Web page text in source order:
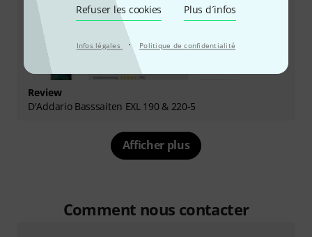
Refuser les cookies Plus d´infos
Infos légales · Politique de confidentialité
Review
D'Addario Basssaiten EXL 190 & 220-5
Afficher plus
Comment nous contacter